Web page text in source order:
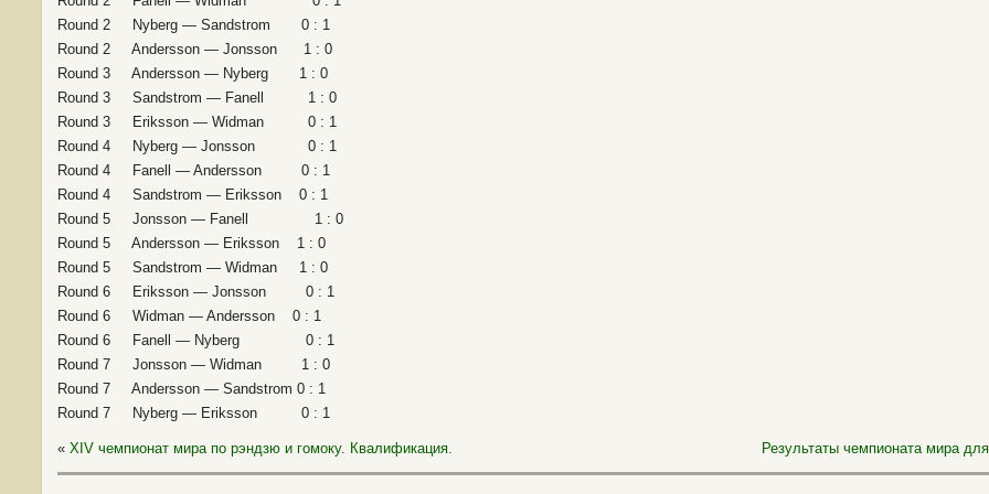
Round 2 Nyberg — Sandstrom 0 : 1
Round 2 Andersson — Jonsson 1 : 0
Round 3 Andersson — Nyberg 1 : 0
Round 3 Sandstrom — Fanell 1 : 0
Round 3 Eriksson — Widman 0 : 1
Round 4 Nyberg — Jonsson 0 : 1
Round 4 Fanell — Andersson 0 : 1
Round 4 Sandstrom — Eriksson 0 : 1
Round 5 Jonsson — Fanell 1 : 0
Round 5 Andersson — Eriksson 1 : 0
Round 5 Sandstrom — Widman 1 : 0
Round 6 Eriksson — Jonsson 0 : 1
Round 6 Widman — Andersson 0 : 1
Round 6 Fanell — Nyberg 0 : 1
Round 7 Jonsson — Widman 1 : 0
Round 7 Andersson — Sandstrom 0 : 1
Round 7 Nyberg — Eriksson 0 : 1
« ХIV чемпионат мира по рэндзю и гомоку. Квалификация. Результаты чемпионата мира